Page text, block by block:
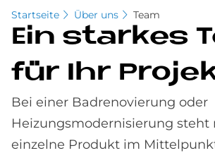
Startseite Über uns Team
Ein star­kes
für Ihr
Bei einer Badrenovierung oder
Heizungsmodernisierung steht
einzelne Produkt im